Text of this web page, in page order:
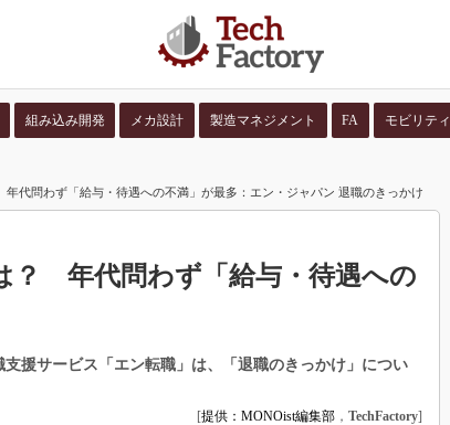
組み込み開発 メカ設計 製造マネジメント FA モビリティ
代問わず「給与・待遇への不満」が最多：エン・ジャパン 退職のきっかけ
？ 年代問わず「給与・待遇への
援サービス「エン転職」は、「退職のきっかけ」につい
[提供：MONOist編集部 ， TechFactory]